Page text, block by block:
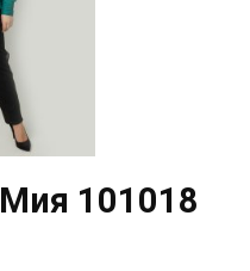
101018